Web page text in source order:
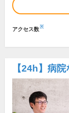
アクセス数※
【24h】 病院